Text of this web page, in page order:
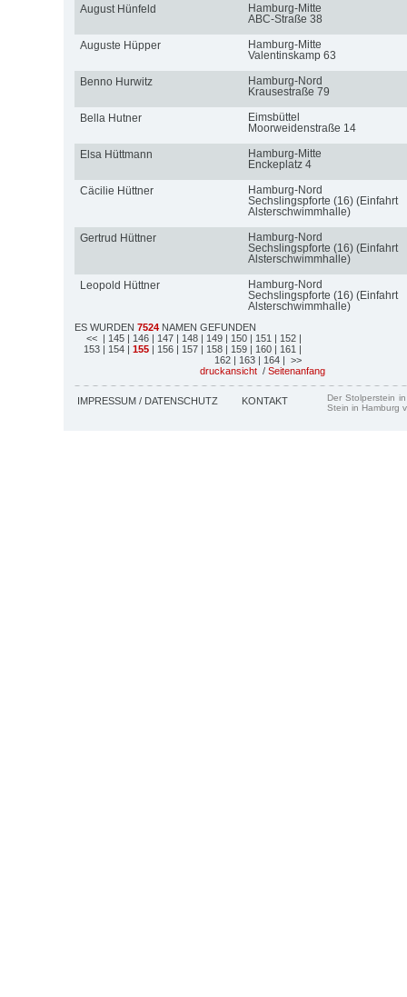
August Hünfeld
Hamburg-Mitte
ABC-Straße 38
Auguste Hüpper
Hamburg-Mitte
Valentinskamp 63
Benno Hurwitz
Hamburg-Nord
Krausestraße 79
Bella Hutner
Eimsbüttel
Moorweidenstraße 14
Elsa Hüttmann
Hamburg-Mitte
Enckeplatz 4
Cäcilie Hüttner
Hamburg-Nord
Sechslingspforte (16) (Einfahrt
Alsterschwimmhalle)
Gertrud Hüttner
Hamburg-Nord
Sechslingspforte (16) (Einfahrt
Alsterschwimmhalle)
Leopold Hüttner
Hamburg-Nord
Sechslingspforte (16) (Einfahrt
Alsterschwimmhalle)
ES WURDEN 7524 NAMEN GEFUNDEN
<< | 145 | 146 | 147 | 148 | 149 | 150 | 151 | 152 |
153 | 154 | 155 | 156 | 157 | 158 | 159 | 160 | 161 |
162 | 163 | 164 | >>
druckansicht / Seitenanfang
IMPRESSUM / DATENSCHUTZ KONTAKT
Der Stolperstein
Stein in Hamburg